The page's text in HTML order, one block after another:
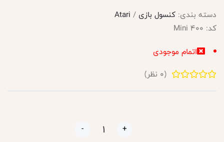
دسته بندی: کنسول بازی /
Atari
کد: 400 Mini
اتمام موجودی
(
0 نظر)
- +